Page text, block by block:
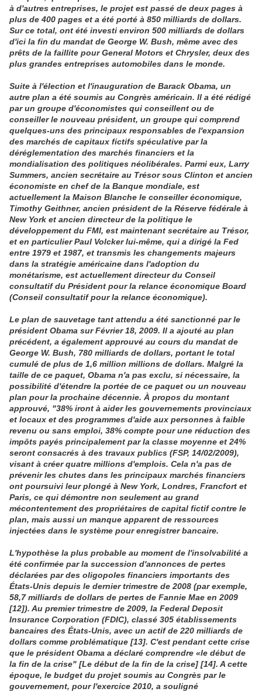
à d'autres entreprises, le projet est passé de deux pages à
plus de 400 pages et a été porté à 850 milliards de dollars.
Sur ce total, ont été investi environ 500 milliards de dollars
d'ici la fin du mandat de George W. Bush, même avec des
prêts de la faillite pour General Motors et Chrysler, deux des
plus grandes entreprises automobiles dans le monde.
Suite à l'élection et l'inauguration de Barack Obama, un
autre plan a été soumis au Congrès américain. Il a été rédigé
par un groupe d'économistes qui conseillent ou de
conseiller le nouveau président, un groupe qui comprend
quelques-uns des principaux responsables de l'expansion
des marchés de capitaux fictifs spéculative par la
déréglementation des marchés financiers et la
mondialisation des politiques néolibérales. Parmi eux, Larry
Summers, ancien secrétaire au Trésor sous Clinton et ancien
économiste en chef de la Banque mondiale, est
actuellement la Maison Blanche le conseiller économique,
Timothy Geithner, ancien président de la Réserve fédérale à
New York et ancien directeur de la politique le
développement du FMI, est maintenant secrétaire au Trésor,
et en particulier Paul Volcker lui-même, qui a dirigé la Fed
entre 1979 et 1987, et transmis les changements majeurs
dans la stratégie américaine dans l'adoption du
monétarisme, est actuellement directeur du Conseil
consultatif du Président pour la relance économique Board
(Conseil consultatif pour la relance économique).
Le plan de sauvetage tant attendu a été sanctionné par le
président Obama sur Février 18, 2009. Il a ajouté au plan
précédent, a également approuvé au cours du mandat de
George W. Bush, 780 milliards de dollars, portant le total
cumulé de plus de 1,6 million millions de dollars. Malgré la
taille de ce paquet, Obama n'a pas exclu, si nécessaire, la
possibilité d'étendre la portée de ce paquet ou un nouveau
plan pour la prochaine décennie. À propos du montant
approuvé, "38% iront à aider les gouvernements provinciaux
et locaux et des programmes d'aide aux personnes à faible
revenu ou sans emploi, 38% compte pour une réduction des
impôts payés principalement par la classe moyenne et 24%
seront consacrés à des travaux publics (FSP, 14/02/2009),
visant à créer quatre millions d'emplois. Cela n'a pas de
prévenir les chutes dans les principaux marchés financiers
ont poursuivi leur plongé à New York, Londres, Francfort et
Paris, ce qui démontre non seulement au grand
mécontentement des propriétaires de capital fictif contre le
plan, mais aussi un manque apparent de ressources
injectées dans le système pour enregistrer bancaire.
L'hypothèse la plus probable au moment de l'insolvabilité a
été confirmée par la succession d'annonces de pertes
déclarées par des oligopoles financiers importants des
États-Unis depuis le dernier trimestre de 2008 (par exemple,
58,7 milliards de dollars de pertes de Fannie Mae en 2009
[12]). Au premier trimestre de 2009, la Federal Deposit
Insurance Corporation (FDIC), classé 305 établissements
bancaires des États-Unis, avec un actif de 220 milliards de
dollars comme problématique [13]. C'est pendant cette crise
que le président Obama a déclaré comprendre «le début de
la fin de la crise" [Le début de la fin de la crise] [14]. A cette
époque, le budget du projet soumis au Congrès par le
gouvernement, pour l'exercice 2010, a souligné